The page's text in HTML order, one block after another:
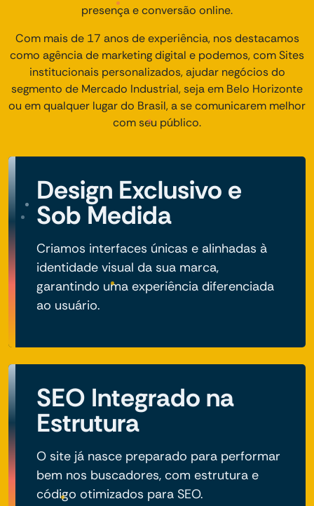
presença e conversão online.
Com mais de 17 anos de experiência, nos destacamos
como agência de marketing digital e podemos, com Sites
institucionais personalizados, ajudar negócios do
segmento de Mercado Industrial, seja em Belo Horizonte
ou em qualquer lugar do Brasil, a se comunicarem melhor
com seu público.
Design Exclusivo e
Sob Medida
Criamos interfaces únicas e alinhadas à
identidade visual da sua marca,
garantindo uma experiência diferenciada
ao usuário.
SEO Integrado na
Estrutura
O site já nasce preparado para performar
bem nos buscadores, com estrutura e
código otimizados para SEO.